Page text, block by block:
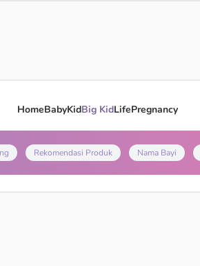
HomeBabyKidBig KidLifePregnancy
Rekomendasi Produk Nama Bayi